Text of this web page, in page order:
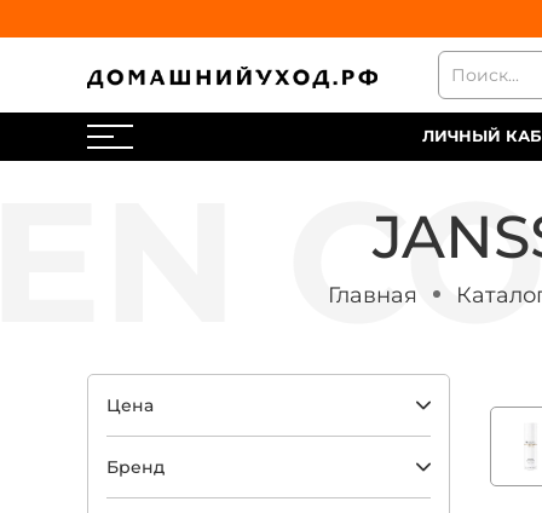
ЛИЧНЫЙ
Главная
Цена
Бренд